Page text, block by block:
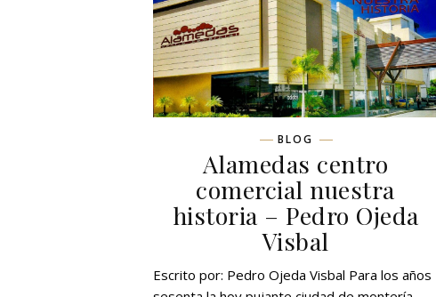
BLOG
Alamedas centro
comercial nuestra
historia – Pedro Ojeda
Visbal
Escrito por: Pedro Ojeda Visbal Para los años